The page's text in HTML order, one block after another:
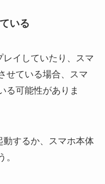
いる
レイしていたり、スマ
せている場合、スマ
る可能性がありま
するか、スマホ本体
。